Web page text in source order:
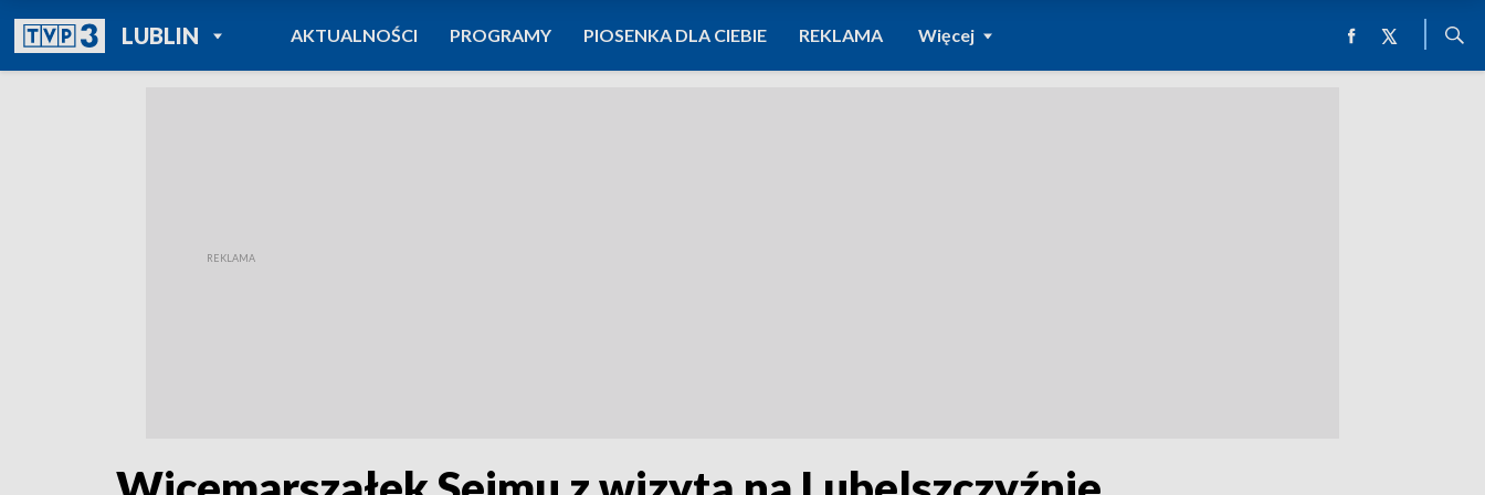
LUBLINPOWRÓT DO
TVP REGIONY
AKTUALNOŚCI PROGRAMY PIOSENKA DLA CIEBIE REKLAMA Więcej